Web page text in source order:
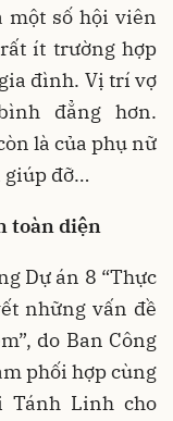
một số hội viên
ít trường hợp
đình. Vị trí vợ
đẳng hơn.
là của phụ nữ
giúp đỡ…
toàn diện
Dự án 8 “Thực
những vấn đề
do Ban Công
phối hợp cùng
Tánh Linh cho